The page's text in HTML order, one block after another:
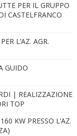
PER IL GRUPPO
CASTELFRANCO
L’AZ. AGR.
GUIDO
| REALIZZAZIONE
TOP
KW PRESSO L’AZ.